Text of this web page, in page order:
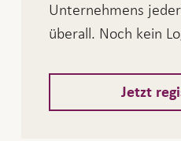
Unternehmens
überall. Noch kein
Jetzt